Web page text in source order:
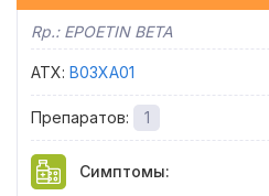
Rp.: EPOETIN BETA
АТХ: B03XA01
Препаратов: 1
Симптомы: